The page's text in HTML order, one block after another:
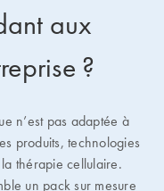
aux
?
n’est pas adaptée à
produits, technologies
thérapie cellulaire.
un pack sur mesure